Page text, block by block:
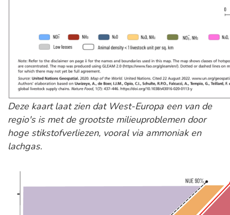
Deze kaart laat zien dat West-Europa een van de
regio's is met de grootste milieuproblemen door
hoge stikstofverliezen, vooral via ammoniak en
lachgas.